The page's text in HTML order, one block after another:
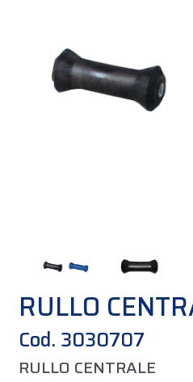
RULLO
Cod. 3030707
RULLO CENTRALE